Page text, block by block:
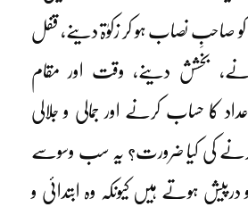
نصاب ہو کر زکوٰۃ دینے، قفل
بخشش دینے، وقت اور مقام
کا حساب کرنے اور جمالی و جلالی
کرنے کی کیا ضرورت؟ یہ سب وسوسے
ہوتے ہیں کیونکہ وہ ابتدائی و